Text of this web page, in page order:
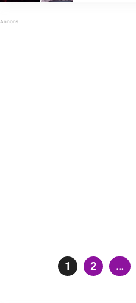
Sida
1 Sida
2 …